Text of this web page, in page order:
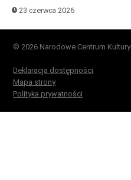
23 czerwca 2026
© 2026 Narodowe Centrum Kultury
Deklaracja dostępności
Mapa strony
Polityka prywatności